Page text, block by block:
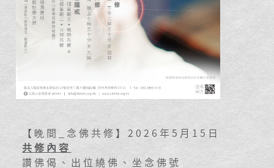
【晩間_念佛共修】2026年5月15日
共修內容
讚佛偈、出位繞佛、坐念佛號